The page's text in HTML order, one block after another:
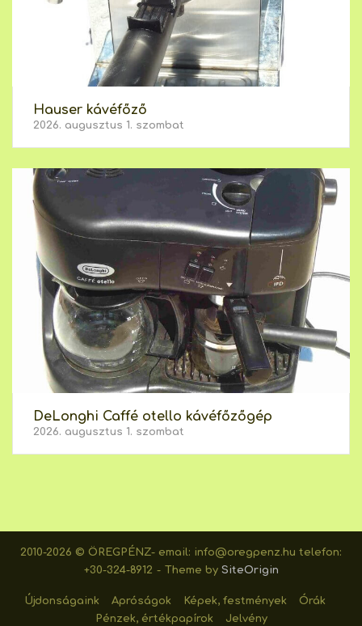
Hauser kávéfőző
2026. augusztus 1. szombat
DeLonghi Caffé otello kávéfőzőgép
2026. augusztus 1. szombat
2010-2026 © ÖREGPÉNZ- email: info@oregpenz.hu telefon:
+30-324-8912
Theme by SiteOrigin
Újdonságaink Apróságok Képek, festmények
Órák
Pénzek, értékpapírok
Jelvény